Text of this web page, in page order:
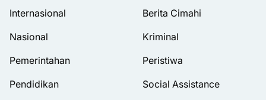
Internasional
Nasional
Pemerintahan
Pendidikan
Berita Cimahi
Kriminal
Peristiwa
Social Assistance